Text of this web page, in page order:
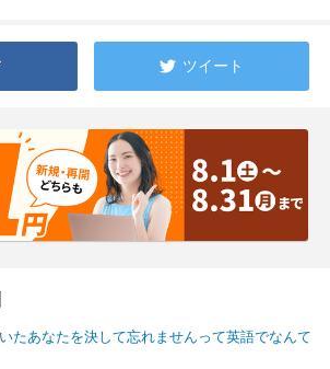
ツイート
たあなたを決して忘れませんって英語でなんて